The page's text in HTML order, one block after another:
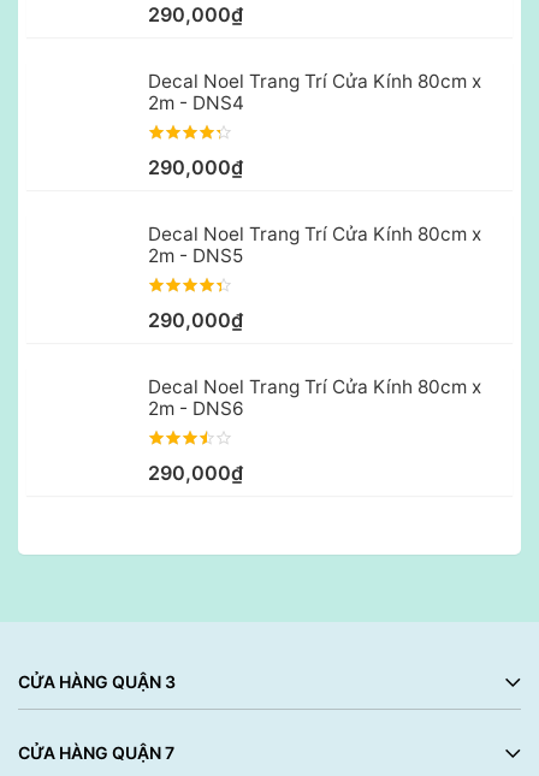
290,000₫
Decal Noel Trang Trí Cửa Kính 80cm x
2m - DNS4
290,000₫
Decal Noel Trang Trí Cửa Kính 80cm x
2m - DNS5
290,000₫
Decal Noel Trang Trí Cửa Kính 80cm x
2m - DNS6
290,000₫
CỬA HÀNG QUẬN 3
CỬA HÀNG QUẬN 7